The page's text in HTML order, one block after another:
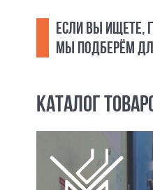
ЕСЛИ ВЫ ИЩЕТЕ,
МЫ ПОДБЕРЁМ
КАТАЛОГ